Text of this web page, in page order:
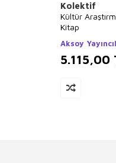
Kolektif
Kültür
Kitap
Aksoy
5.115,00